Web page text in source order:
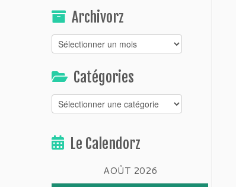
Archivorz
Archivorz
Catégories
Catégories
Le Calendorz
AOÛT 2026